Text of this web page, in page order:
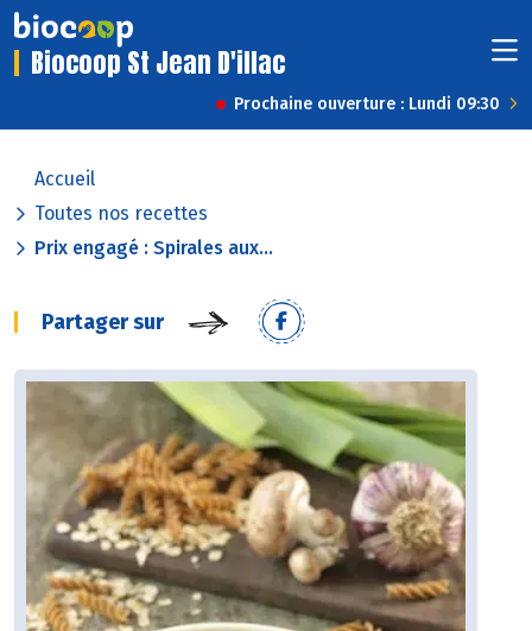
Biocoop St Jean D'illac
Prochaine ouverture : Lundi 09:30
Accueil
Toutes nos recettes
Prix engagé : Spirales aux...
Partager sur